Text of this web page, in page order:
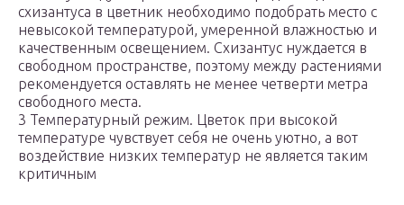
схизантуса в цветник необходимо подобрать место с
невысокой температурой, умеренной влажностью и
качественным освещением. Схизантус нуждается в
свободном пространстве, поэтому между растениями
рекомендуется оставлять не менее четверти метра
свободного места.
3 Температурный режим. Цветок при высокой
температуре чувствует себя не очень уютно, а вот
воздействие низких температур не является таким
критичным